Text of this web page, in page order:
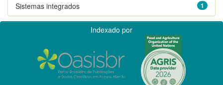
1
Sistemas integrados
Indexado por